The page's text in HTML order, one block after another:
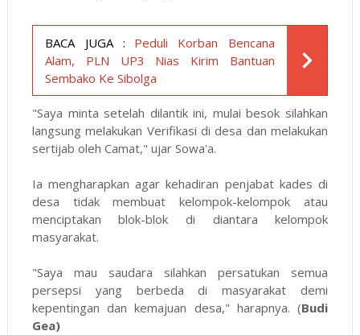
BACA JUGA :
Peduli Korban Bencana
Alam, PLN UP3 Nias Kirim Bantuan
Sembako Ke Sibolga
"Saya minta setelah dilantik ini, mulai besok silahkan
langsung melakukan Verifikasi di desa dan melakukan
sertijab oleh Camat," ujar Sowa'a.
Ia mengharapkan agar kehadiran penjabat kades di
desa tidak membuat kelompok-kelompok atau
menciptakan blok-blok di diantara kelompok
masyarakat.
"Saya mau saudara silahkan persatukan semua
persepsi yang berbeda di masyarakat demi
kepentingan dan kemajuan desa," harapnya. (Budi
Gea)